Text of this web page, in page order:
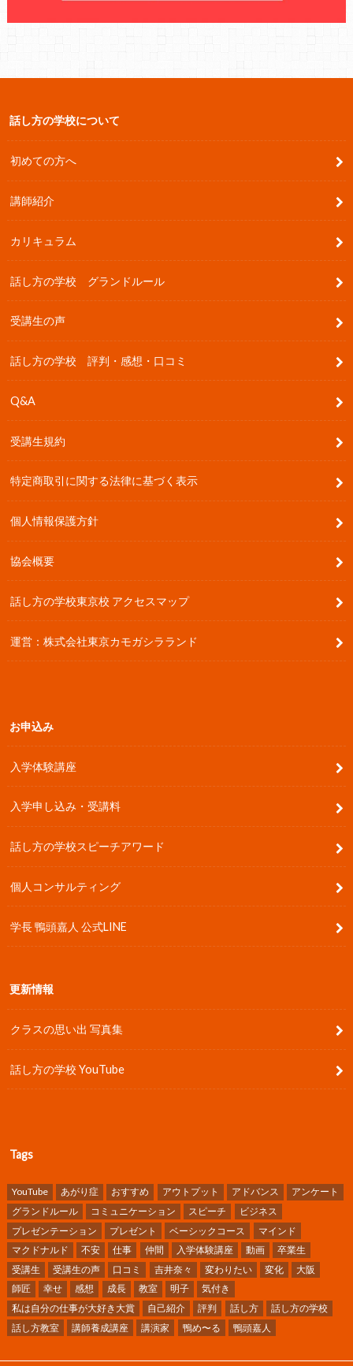
話し方の学校について
初めての方へ
講師紹介
カリキュラム
話し方の学校 グランドルール
受講生の声
話し方の学校 評判・感想・口コミ
Q&A
受講生規約
特定商取引に関する法律に基づく表示
個人情報保護方針
協会概要
話し方の学校東京校 アクセスマップ
運営：株式会社東京カモガシラランド
お申込み
入学体験講座
入学申し込み・受講料
話し方の学校スピーチアワード
個人コンサルティング
学長 鴨頭嘉人 公式LINE
更新情報
クラスの思い出 写真集
話し方の学校 YouTube
Tags
YouTube あがり症 おすすめ アウトプット アドバンス
アンケート
グランドルール
コミュニケーション スピーチ
ビジネス
プレゼンテーション
プレゼント ベーシックコース
マインド
マクドナルド
不安 仕事 仲間 入学体験講座 動画
卒業生
受講生
受講生の声 口コミ 吉井奈々 変わりたい 変化
大阪
師匠
幸せ 感想 成長 教室 明子
気付き
私は自分の仕事が大好き大賞
自己紹介 評判 話し方
話し方の学校
話し方教室
講師養成講座 講演家 鴨め〜る 鴨頭嘉人